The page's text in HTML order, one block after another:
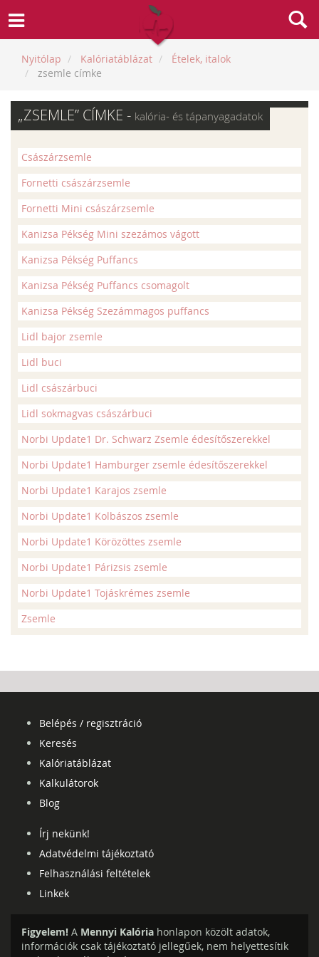
Nyitólap Kalóriatáblázat
Ételek, italok
zsemle címke
„ZSEMLE” CÍMKE - kalória- és tápanyagadatok
Császárzsemle
Fornetti császárzsemle
Fornetti Mini császárzsemle
Kanizsa Pékség Mini szezámos vágott
Kanizsa Pékség Puffancs
Kanizsa Pékség Puffancs csomagolt
Kanizsa Pékség Szezámmagos puffancs
Lidl bajor zsemle
Lidl buci
Lidl császárbuci
Lidl sokmagvas császárbuci
Norbi Update1 Dr. Schwarz Zsemle édesítőszerekkel
Norbi Update1 Hamburger zsemle édesítőszerekkel
Norbi Update1 Karajos zsemle
Norbi Update1 Kolbászos zsemle
Norbi Update1 Körözöttes zsemle
Norbi Update1 Párizsis zsemle
Norbi Update1 Tojáskrémes zsemle
Zsemle
Belépés / regisztráció
Keresés
Kalóriatáblázat
Kalkulátorok
Blog
Írj nekünk!
Adatvédelmi tájékoztató
Felhasználási feltételek
Linkek
Figyelem! A Mennyi Kalória honlapon közölt adatok,
információk csak tájékoztató jellegűek, nem helyettesítik